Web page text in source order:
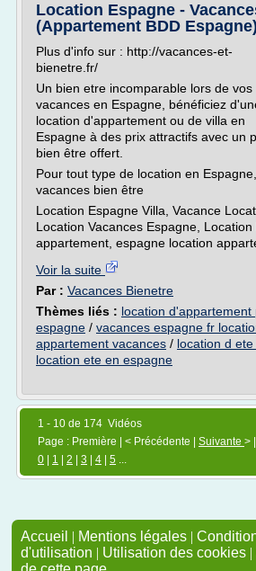
Location Espagne -
(Appartement BDD Espagne)
Plus d'info sur : http://vacances-et-
bienetre.fr/
Un bien etre incomparable lors de vos
vacances en Espagne, bénéficiez
location d'appartement ou de villa en
Espagne à des prix attractifs avec un
bien être offert.
Pour tout type de location en
vacances bien être
Location Espagne Villa, Vacance
Location Vacances Espagne,
appartement, espagne location
Voir la suite
Par : Vacances Bienetre
Thèmes liés : location d'appartement
espagne / vacances espagne fr
appartement vacances / location d
location ete en espagne
1 - 10 de 174 Vidéos
Page : Première | < Précédente | Suivante > |
0
1 2 3 4 5 ...
Accueil | Mentions légales |
d'utilisation | Utilisation des cookies |